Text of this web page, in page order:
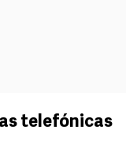
telefónicas